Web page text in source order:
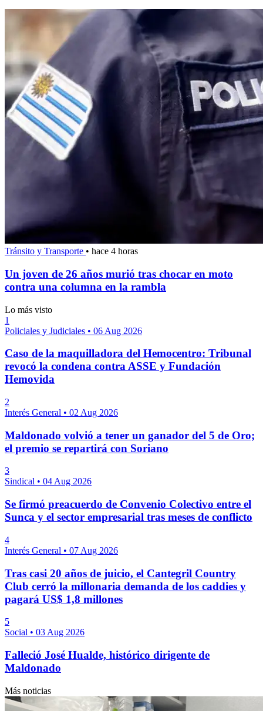
Tránsito y Transporte • hace 4 horas
Un joven de 26 años murió tras chocar en moto
contra una columna en la rambla
Lo más visto
1
Policiales y Judiciales • 06 Aug 2026
Caso de la maquilladora del Hemocentro: Tribunal
revocó la condena contra ASSE y Fundación
Hemovida
2
Interés General • 02 Aug 2026
Maldonado volvió a tener un ganador del 5 de Oro;
el premio se repartirá con Soriano
3
Sindical • 04 Aug 2026
Se firmó preacuerdo de Convenio Colectivo entre el
Sunca y el sector empresarial tras meses de conflicto
4
Interés General • 07 Aug 2026
Tras casi 20 años de juicio, el Cantegril Country
Club cerró la millonaria demanda de los caddies y
pagará US$ 1,8 millones
5
Social • 03 Aug 2026
Falleció José Hualde, histórico dirigente de
Maldonado
Más noticias